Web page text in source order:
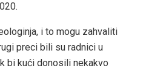
i to mogu zahvaliti
preci bili su radnici u
bi kući donosili nekakvo